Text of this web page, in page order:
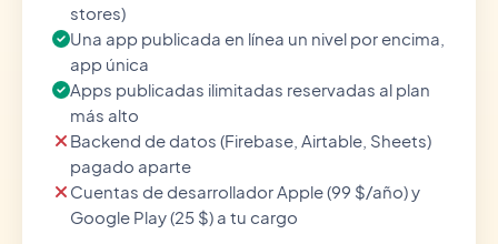
stores)
Una app publicada en línea un nivel por encima,
app única
Apps publicadas ilimitadas reservadas al plan
más alto
Backend de datos (Firebase, Airtable, Sheets)
pagado aparte
Cuentas de desarrollador Apple (99 $/año) y
Google Play (25 $) a tu cargo